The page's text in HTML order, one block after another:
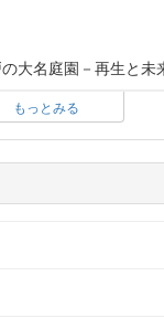
大名庭園－再生と未
もっとみる